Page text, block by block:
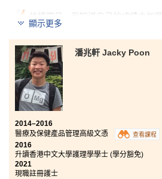
放榜當日，我知道自己的成績未如
因為未能入讀心儀大學，前途迷惘
天我懷着沉重的心情，閱讀書院的
天自己的升學經歷卻有幸置身其中
它擁有濃厚融洽的學習氣氛，循循
年裏，我更有幸成為學生大使，參
很想借此機會，感謝每位曾經教導
輔導主任，因為你們的教育熱誠和
的成果。或許你曾經處於人生交叉
天你很幸運，因為你已經找到了目
望和動力，只要你肯努力，願意下
幫助你完成理想！各位同學不要放棄
顯示更多
潘兆軒 Jacky Poon
2014–2016
醫療及保健產品管理高級文憑
查看課程
2016
升讀香港中文大學護理學學士 (學分豁免)
2021
現職註冊護士